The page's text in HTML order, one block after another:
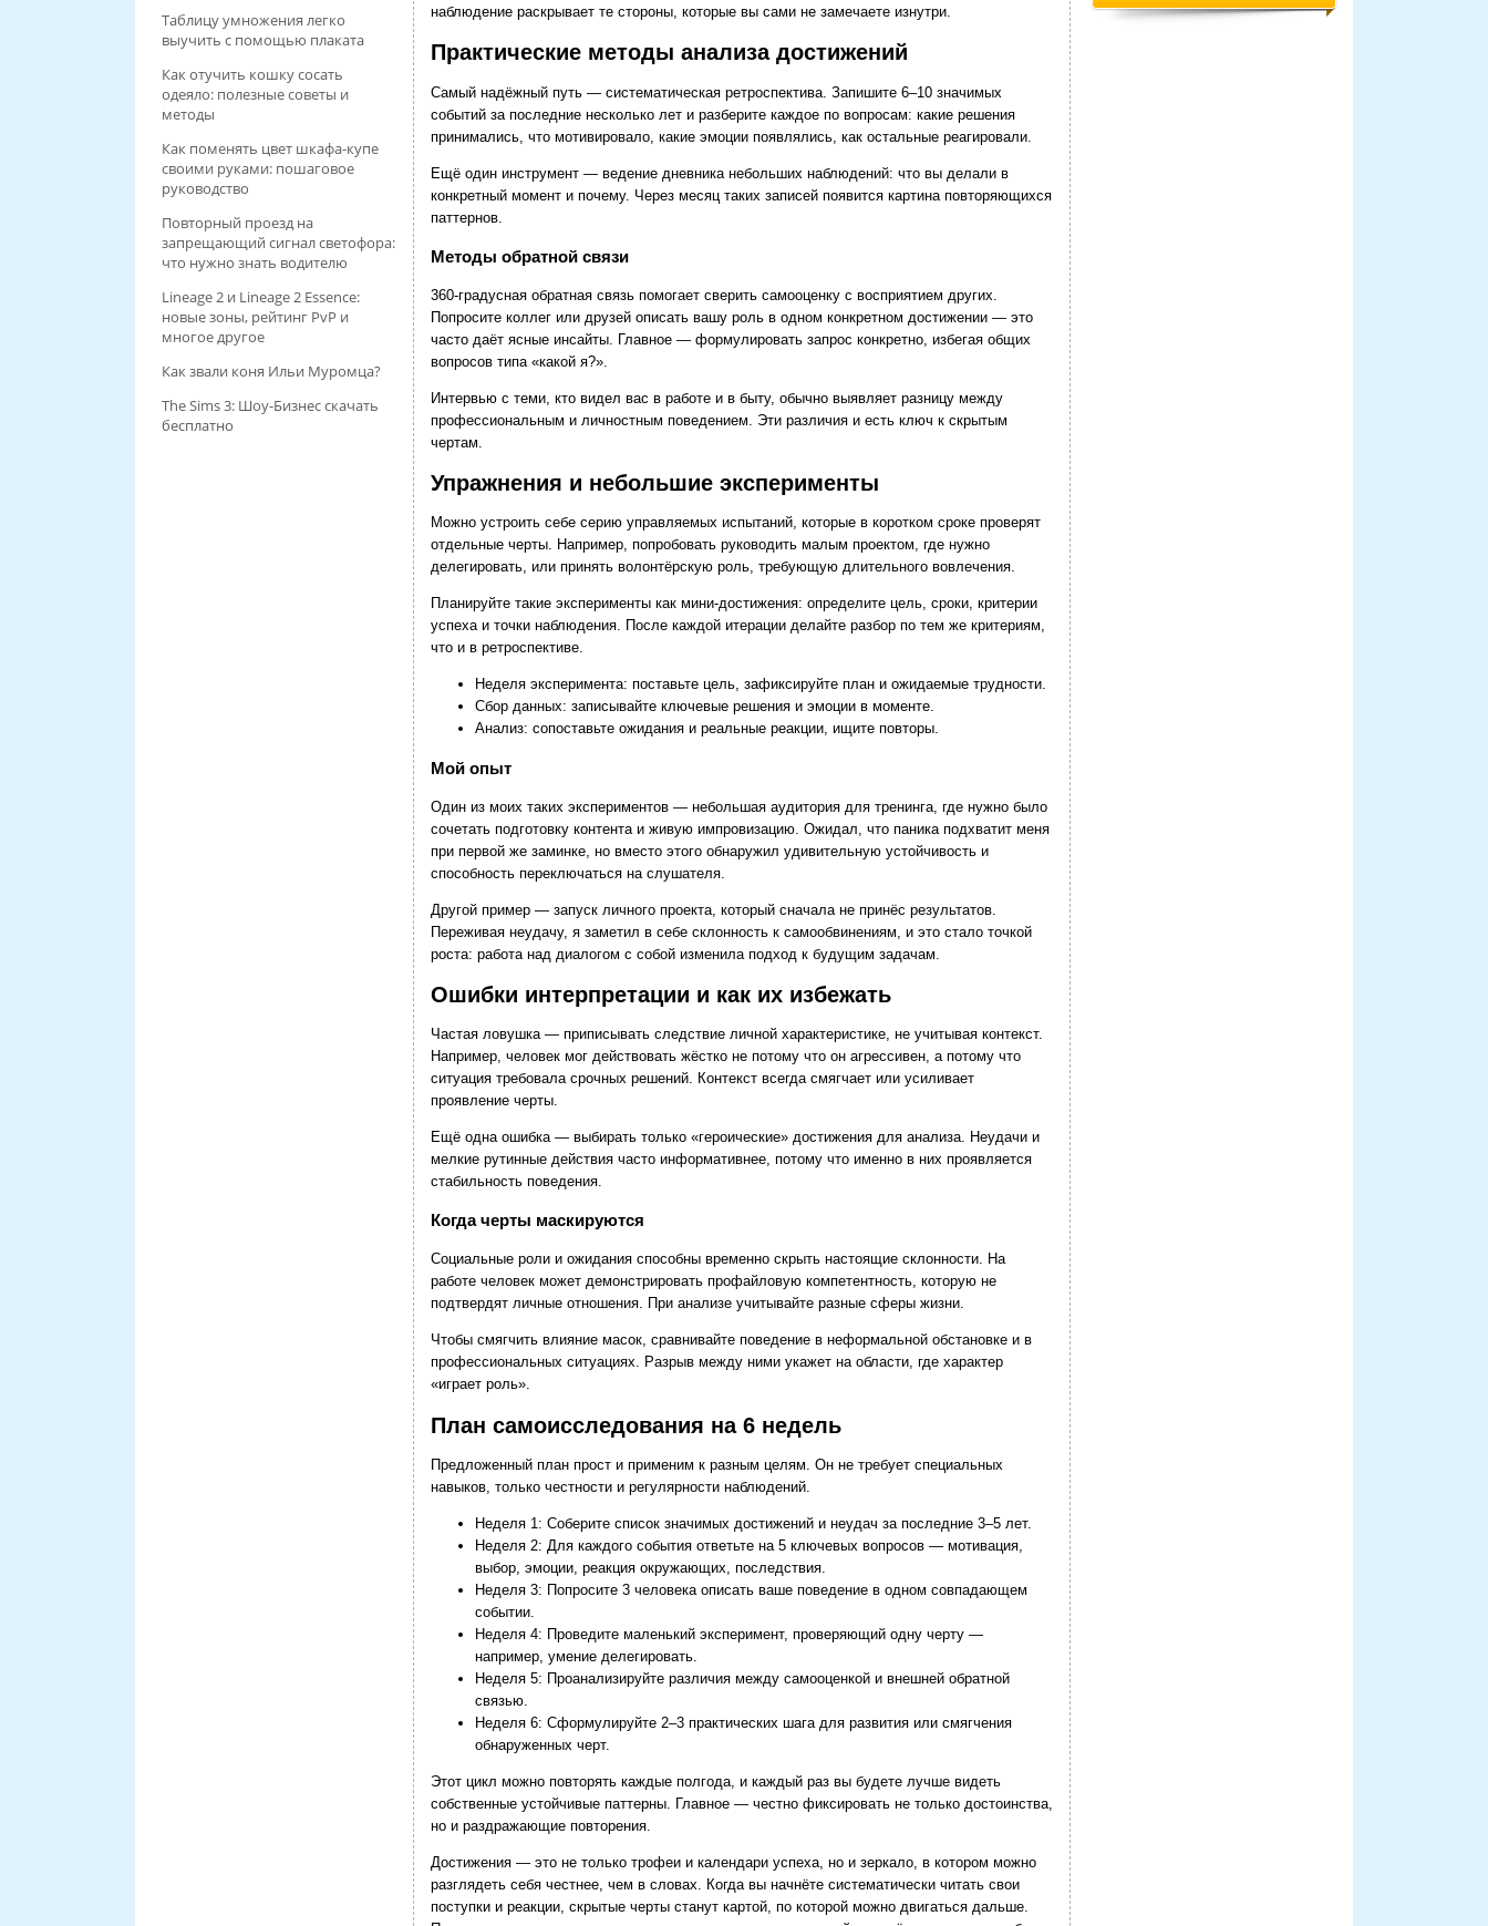
наблюдение раскрывает те стороны, которые вы сами не замечаете изнутри.
Практические методы анализа достижений
Самый надёжный путь — систематическая ретроспектива. Запишите 6–10 значимых
событий за последние несколько лет и разберите каждое по вопросам: какие решения
принимались, что мотивировало, какие эмоции появлялись, как остальные реагировали.
Ещё один инструмент — ведение дневника небольших наблюдений: что вы делали в
конкретный момент и почему. Через месяц таких записей появится картина повторяющихся
паттернов.
Методы обратной связи
360-градусная обратная связь помогает сверить самооценку с восприятием других.
Попросите коллег или друзей описать вашу роль в одном конкретном достижении — это
часто даёт ясные инсайты. Главное — формулировать запрос конкретно, избегая общих
вопросов типа «какой я?».
Интервью с теми, кто видел вас в работе и в быту, обычно выявляет разницу между
профессиональным и личностным поведением. Эти различия и есть ключ к скрытым
чертам.
Упражнения и небольшие эксперименты
Можно устроить себе серию управляемых испытаний, которые в коротком сроке проверят
отдельные черты. Например, попробовать руководить малым проектом, где нужно
делегировать, или принять волонтёрскую роль, требующую длительного вовлечения.
Планируйте такие эксперименты как мини-достижения: определите цель, сроки, критерии
успеха и точки наблюдения. После каждой итерации делайте разбор по тем же критериям,
что и в ретроспективе.
Неделя эксперимента: поставьте цель, зафиксируйте план и ожидаемые трудности.
Сбор данных: записывайте ключевые решения и эмоции в моменте.
Анализ: сопоставьте ожидания и реальные реакции, ищите повторы.
Мой опыт
Один из моих таких экспериментов — небольшая аудитория для тренинга, где нужно было
сочетать подготовку контента и живую импровизацию. Ожидал, что паника подхватит меня
при первой же заминке, но вместо этого обнаружил удивительную устойчивость и
способность переключаться на слушателя.
Другой пример — запуск личного проекта, который сначала не принёс результатов.
Переживая неудачу, я заметил в себе склонность к самообвинениям, и это стало точкой
роста: работа над диалогом с собой изменила подход к будущим задачам.
Ошибки интерпретации и как их избежать
Частая ловушка — приписывать следствие личной характеристике, не учитывая контекст.
Например, человек мог действовать жёстко не потому что он агрессивен, а потому что
ситуация требовала срочных решений. Контекст всегда смягчает или усиливает
проявление черты.
Ещё одна ошибка — выбирать только «героические» достижения для анализа. Неудачи и
мелкие рутинные действия часто информативнее, потому что именно в них проявляется
стабильность поведения.
Когда черты маскируются
Социальные роли и ожидания способны временно скрыть настоящие склонности. На
работе человек может демонстрировать профайловую компетентность, которую не
подтвердят личные отношения. При анализе учитывайте разные сферы жизни.
Чтобы смягчить влияние масок, сравнивайте поведение в неформальной обстановке и в
профессиональных ситуациях. Разрыв между ними укажет на области, где характер
«играет роль».
План самоисследования на 6 недель
Предложенный план прост и применим к разным целям. Он не требует специальных
навыков, только честности и регулярности наблюдений.
Неделя 1: Соберите список значимых достижений и неудач за последние 3–5 лет.
Неделя 2: Для каждого события ответьте на 5 ключевых вопросов — мотивация,
выбор, эмоции, реакция окружающих, последствия.
Неделя 3: Попросите 3 человека описать ваше поведение в одном совпадающем
событии.
Неделя 4: Проведите маленький эксперимент, проверяющий одну черту —
например, умение делегировать.
Неделя 5: Проанализируйте различия между самооценкой и внешней обратной
связью.
Неделя 6: Сформулируйте 2–3 практических шага для развития или смягчения
обнаруженных черт.
Этот цикл можно повторять каждые полгода, и каждый раз вы будете лучше видеть
собственные устойчивые паттерны. Главное — честно фиксировать не только достоинства,
но и раздражающие повторения.
Достижения — это не только трофеи и календари успеха, но и зеркало, в котором можно
разглядеть себя честнее, чем в словах. Когда вы начнёте систематически читать свои
поступки и реакции, скрытые черты станут картой, по которой можно двигаться дальше.
Таблицу умножения легко
выучить с помощью плаката
Как отучить кошку сосать
одеяло: полезные советы и
методы
Как поменять цвет шкафа-купе
своими руками: пошаговое
руководство
Повторный проезд на
запрещающий сигнал светофора:
что нужно знать водителю
Lineage 2 и Lineage 2 Essence:
новые зоны, рейтинг PvP и
многое другое
Как звали коня Ильи Муромца?
The Sims 3: Шоу-Бизнес скачать
бесплатно